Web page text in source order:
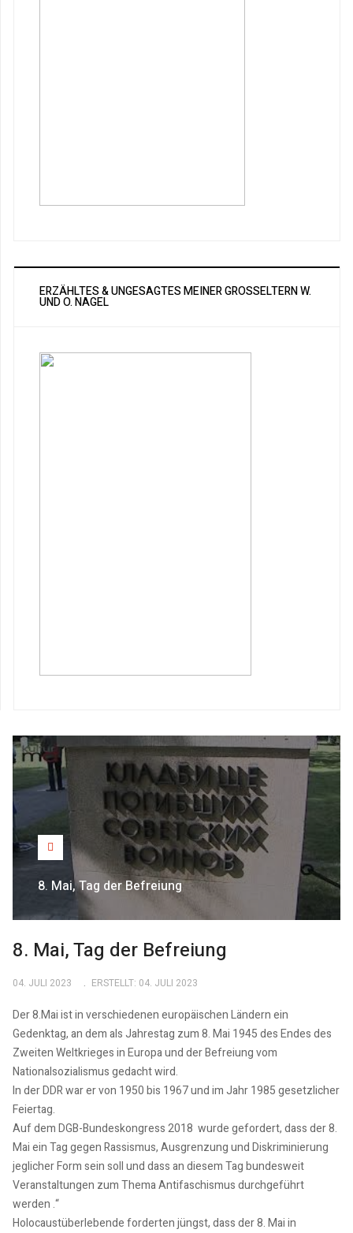
ERZÄHLTES & UNGESAGTES MEINER GROSSELTERN W. U
ND O. NAGEL
8. Mai, Tag der Befreiung
8. Mai, Tag der Befreiung
04. JULI 2023 ERSTELLT: 04. JULI 2023
Der 8.Mai ist in verschiedenen europäischen Ländern ein
Gedenktag, an dem als Jahrestag zum 8. Mai 1945 des Endes des
Zweiten Weltkrieges in Europa und der Befreiung vom
Nationalsozialismus gedacht wird.
In der DDR war er von 1950 bis 1967 und im Jahr 1985 gesetzlicher
Feiertag.
Auf dem DGB-Bundeskongress 2018 wurde gefordert, dass der 8.
Mai ein Tag gegen Rassismus, Ausgrenzung und Diskriminierung
jeglicher Form sein soll und dass an diesem Tag bundesweit
Veranstaltungen zum Thema Antifaschismus durchgeführt
werden .“
Holocaustüberlebende forderten jüngst, dass der 8. Mai in